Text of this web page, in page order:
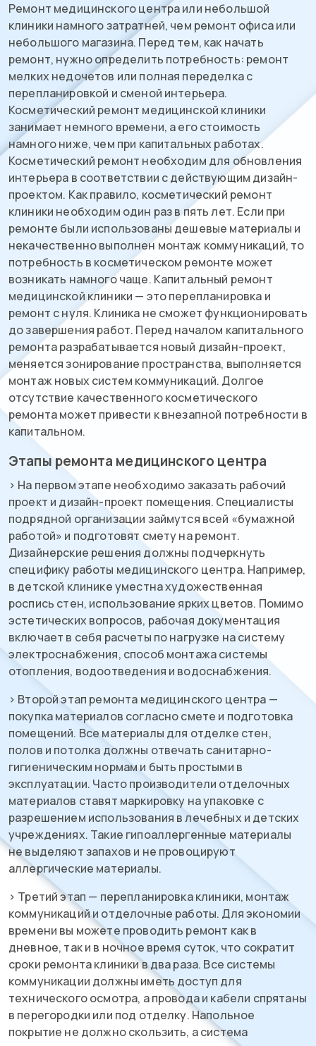
Ремонт медицинского центра или небольшой
клиники намного затратней, чем ремонт офиса или
небольшого магазина. Перед тем, как начать
ремонт, нужно определить потребность: ремонт
мелких недочетов или полная переделка с
перепланировкой и сменой интерьера.
Косметический ремонт медицинской клиники
занимает немного времени, а его стоимость
намного ниже, чем при капитальных работах.
Косметический ремонт необходим для обновления
интерьера в соответствии с действующим дизайн-
проектом. Как правило, косметический ремонт
клиники необходим один раз в пять лет. Если при
ремонте были использованы дешевые материалы и
некачественно выполнен монтаж коммуникаций, то
потребность в косметическом ремонте может
возникать намного чаще. Капитальный ремонт
медицинской клиники — это перепланировка и
ремонт с нуля. Клиника не сможет функционировать
до завершения работ. Перед началом капитального
ремонта разрабатывается новый дизайн-проект,
меняется зонирование пространства, выполняется
монтаж новых систем коммуникаций. Долгое
отсутствие качественного косметического
ремонта может привести к внезапной потребности в
капитальном.
Этапы ремонта медицинского центра
> На первом этапе необходимо заказать рабочий
проект и дизайн-проект помещения. Специалисты
подрядной организации займутся всей «бумажной
работой» и подготовят смету на ремонт.
Дизайнерские решения должны подчеркнуть
специфику работы медицинского центра. Например,
в детской клинике уместна художественная
роспись стен, использование ярких цветов. Помимо
эстетических вопросов, рабочая документация
включает в себя расчеты по нагрузке на систему
электроснабжения, способ монтажа системы
отопления, водоотведения и водоснабжения.
> Второй этап ремонта медицинского центра —
покупка материалов согласно смете и подготовка
помещений. Все материалы для отделке стен,
полов и потолка должны отвечать санитарно-
гигиеническим нормам и быть простыми в
эксплуатации. Часто производители отделочных
материалов ставят маркировку на упаковке с
разрешением использования в лечебных и детских
учреждениях. Такие гипоаллергенные материалы
не выделяют запахов и не провоцируют
аллергические материалы.
> Третий этап — перепланировка клиники, монтаж
коммуникаций и отделочные работы. Для экономии
времени вы можете проводить ремонт как в
дневное, так и в ночное время суток, что сократит
сроки ремонта клиники в два раза. Все системы
коммуникации должны иметь доступ для
технического осмотра, а провода и кабели спрятаны
в перегородки или под отделку. Напольное
покрытие не должно скользить, а система